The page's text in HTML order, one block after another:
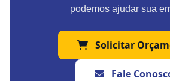
podemos ajudar sua
Solicitar
Fale